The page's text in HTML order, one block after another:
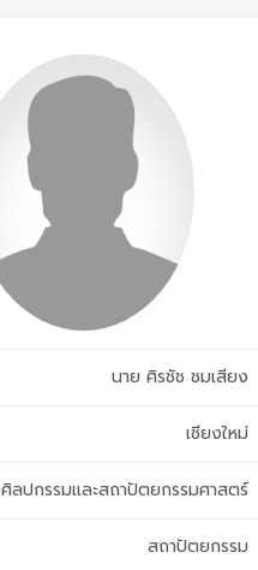
นาย ศิรชัช ชมเสียง
เชียงใหม่
ศิลปกรรมและสถาปัตยกรรมศาสตร์
สถาปัตยกรรม